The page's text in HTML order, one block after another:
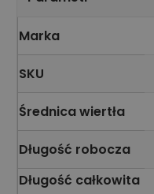
Marka
SKU
Średnica wiertła
Długość robocza
Długość całkowita